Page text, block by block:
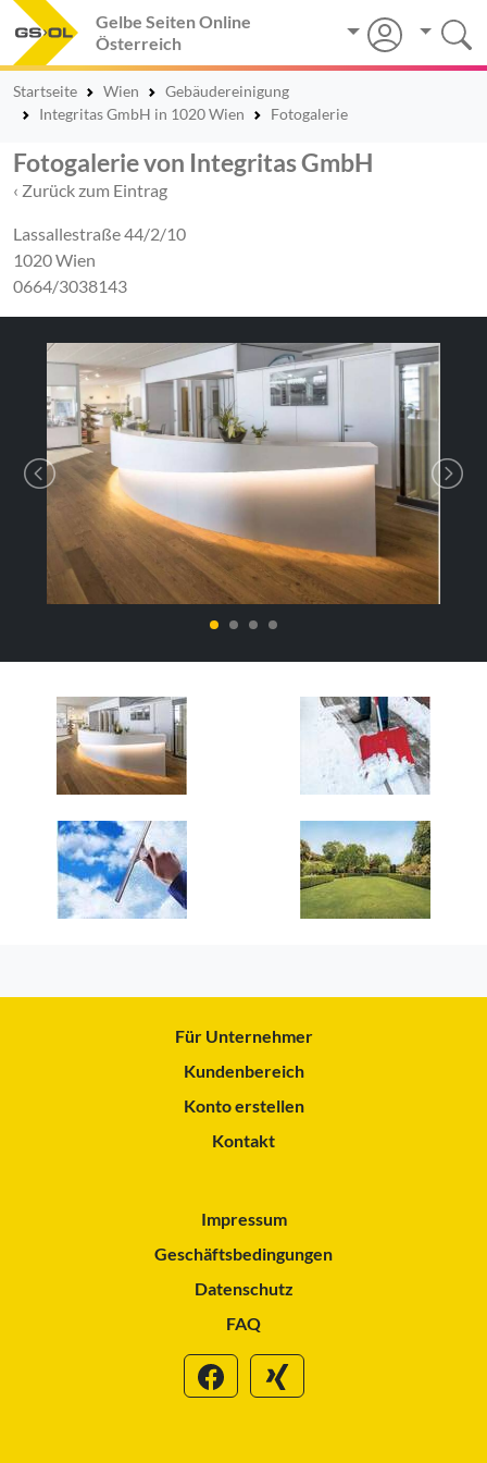
Gelbe Seiten Online
Österreich
Startseite Wien
Gebäudereinigung
Integritas GmbH in 1020 Wien
Fotogalerie
Fotogalerie von Integritas GmbH
‹ Zurück zum Eintrag
Lassallestraße 44/2/10
1020 Wien
0664/3038143
Für Unternehmer
Kundenbereich
Konto erstellen
Kontakt
Impressum
Geschäftsbedingungen
Datenschutz
FAQ